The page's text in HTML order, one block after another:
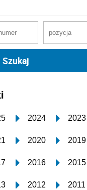
2024 2023
2020 2019
2016 2015
2012 2011